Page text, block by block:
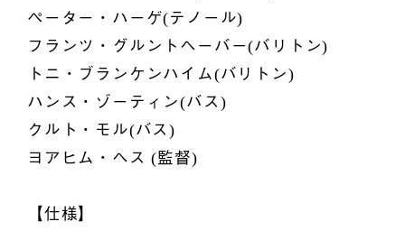
ペーター・ハーゲ(テノール)
フランツ・グルントヘーバー(バリトン)
トニ・ブランケンハイム(バリトン)
ハンス・ゾーティン(バス)
クルト・モル(バス)
ヨアヒム・ヘス (監督)
【仕様】